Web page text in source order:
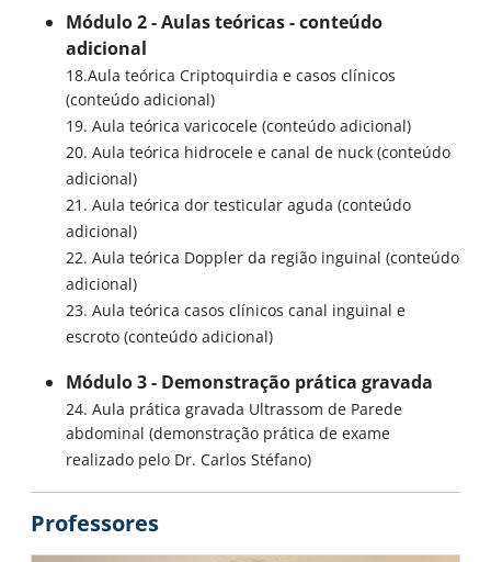
Módulo 2 - Aulas teóricas - conteúdo
adicional
18.Aula teórica Criptoquirdia e casos clínicos
(conteúdo adicional)
19. Aula teórica varicocele (conteúdo adicional)
20. Aula teórica hidrocele e canal de nuck (conteúdo
adicional)
21. Aula teórica dor testicular aguda (conteúdo
adicional)
22. Aula teórica Doppler da região inguinal (conteúdo
adicional)
23. Aula teórica casos clínicos canal inguinal e
escroto (conteúdo adicional)
Módulo 3 - Demonstração prática gravada
24. Aula prática gravada Ultrassom de Parede
abdominal (demonstração prática de exame
realizado pelo Dr. Carlos Stéfano)
Professores